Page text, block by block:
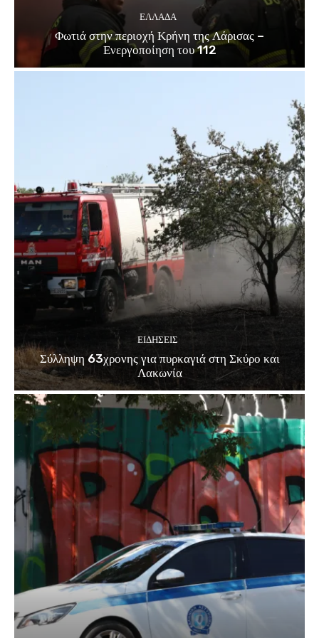
ΕΛΛΑΔΑ
Φωτιά στην περιοχή Κρήνη της Λάρισας –
Ενεργοποίηση του 112
ΕΙΔΗΣΕΙΣ
Σύλληψη 63χρονης για πυρκαγιά στη Σκύρο και
Λακωνία